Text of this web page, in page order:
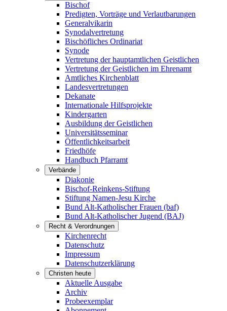
Bischof
Predigten, Vorträge und Verlautbarungen
Generalvikarin
Synodalvertretung
Bischöfliches Ordinariat
Synode
Vertretung der hauptamtlichen Geistlichen
Vertretung der Geistlichen im Ehrenamt
Amtliches Kirchenblatt
Landesvertretungen
Dekanate
Internationale Hilfsprojekte
Kindergarten
Ausbildung der Geistlichen
Universitätsseminar
Öffentlichkeitsarbeit
Friedhöfe
Handbuch Pfarramt
Verbände
Diakonie
Bischof-Reinkens-Stiftung
Stiftung Namen-Jesu Kirche
Bund Alt-Katholischer Frauen (baf)
Bund Alt-Katholischer Jugend (BAJ)
Recht & Verordnungen
Kirchenrecht
Datenschutz
Impressum
Datenschutzerklärung
Christen heute
Aktuelle Ausgabe
Archiv
Probeexemplar